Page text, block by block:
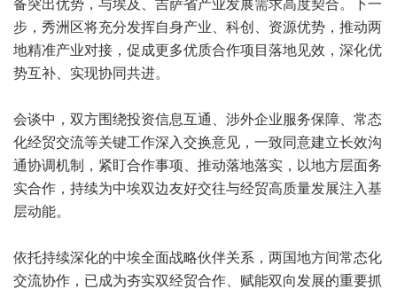
备突出优势，与埃及、吉萨省产业发展需求高度契合。下一
步，秀洲区将充分发挥自身产业、科创、资源优势，推动两
地精准产业对接，促成更多优质合作项目落地见效，深化优
势互补、实现协同共进。
会谈中，双方围绕投资信息互通、涉外企业服务保障、常态
化经贸交流等关键工作深入交换意见，一致同意建立长效沟
通协调机制，紧盯合作事项、推动落地落实，以地方层面务
实合作，持续为中埃双边友好交往与经贸高质量发展注入基
层动能。
依托持续深化的中埃全面战略伙伴关系，两国地方间常态化
交流协作，已成为夯实双经贸合作、赋能双向发展的重要抓